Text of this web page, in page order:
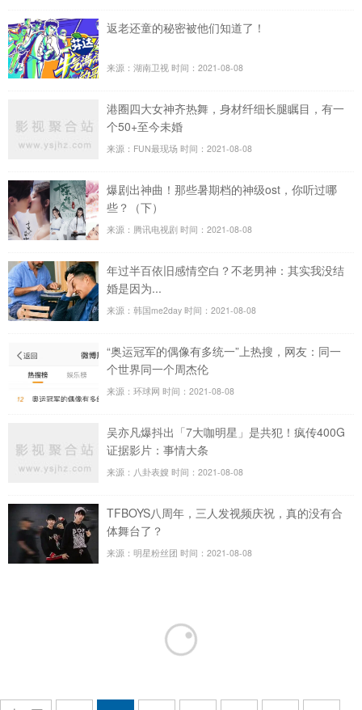
返老还童的秘密被他们知道了！
来源：湖南卫视 时间：2021-08-08
港圈四大女神齐热舞，身材纤细长腿瞩目，有一
个50+至今未婚
来源：FUN最现场 时间：2021-08-08
爆剧出神曲！那些暑期档的神级ost，你听过哪
些？（下）
来源：腾讯电视剧 时间：2021-08-08
年过半百依旧感情空白？不老男神：其实我没结
婚是因为...
来源：韩国me2day 时间：2021-08-08
“奥运冠军的偶像有多统一”上热搜，网友：同一
个世界同一个周杰伦
来源：环球网 时间：2021-08-08
吴亦凡爆抖出「7大咖明星」是共犯！疯传400G
证据影片：事情大条
来源：八卦表嫂 时间：2021-08-08
TFBOYS八周年，三人发视频庆祝，真的没有合
体舞台了？
来源：明星粉丝团 时间：2021-08-08